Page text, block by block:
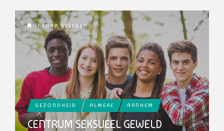
1 JAAR GELEDEN
GEZONDHEID ALMERE ARNHEM
CENTRUM SEKSUEEL GEWELD